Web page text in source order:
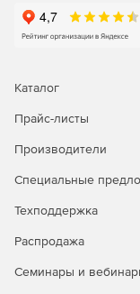
быстро
Наличие
Интеграция с
данных во
Каталог
Прайс-листы
Производители
Специальные
Техподдержка
Распродажа
Семинары и